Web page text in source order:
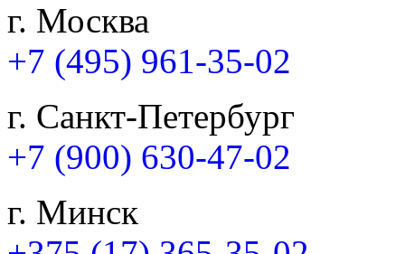
г. Москва
+7 (495) 961-35-02
г. Санкт-Петербург
+7 (900) 630-47-02
г. Минск